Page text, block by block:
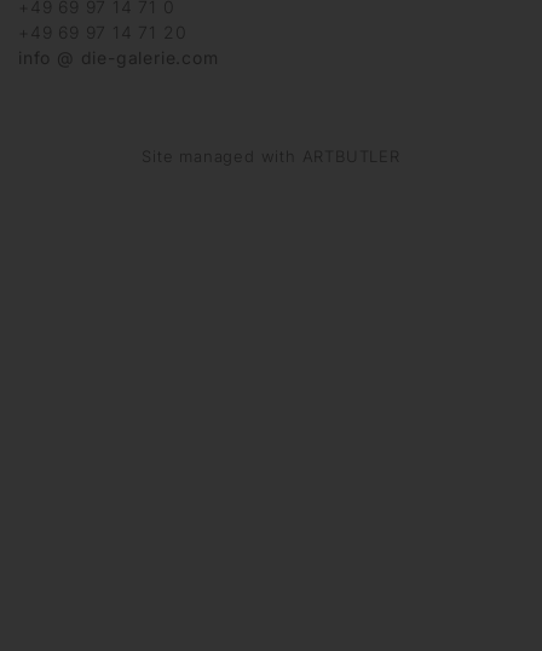
+49 69 97 14 71 0
+49 69 97 14 71 20
info @ die-galerie.com
Site managed with ARTBUTLER